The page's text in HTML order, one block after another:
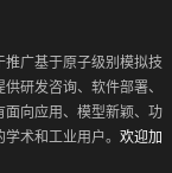
广基于原子级别模拟技
研发咨询、软件部署、
向应用、模型新颖、功
术和工业用户。 欢迎加